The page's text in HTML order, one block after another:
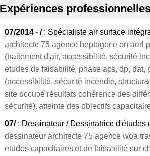
Expériences professionnelles
07/2014 - /: Spécialiste air surface
architecte 75 agence heptagone en aerl
(traitement d'air, accessibilité, sécurité
etudes de faisabilité, phase aps, dp, dat,
(accessibilité, sécurité incendie,
site occupé résultats cohérence des
sécurité). atteinte des objectifs
07/: Dessinateur / Dessinatrice d'études
dessinateur architecte 75 agence woa
etudes capacitaires et de faisabilité sur